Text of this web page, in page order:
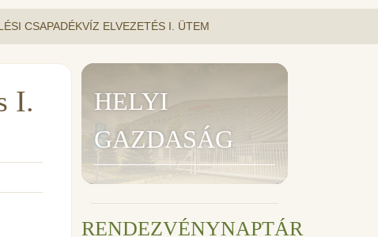
CSAPADÉKVÍZ ELVEZETÉS I. ÜTEM
I.
HELYI
GAZDASÁG
RENDEZVÉNYNAPTÁR